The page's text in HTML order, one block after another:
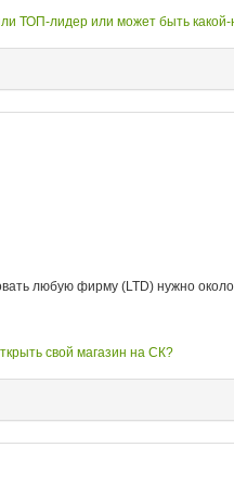
ТОП-лидер или может быть
любую фирму (LTD) нужно
свой магазин на СК?